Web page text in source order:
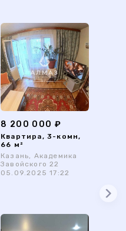
8 200 000 ₽
Квартира, 3-комн,
66 м²
Казань, Академика
Завойского 22
05.09.2025 17:22